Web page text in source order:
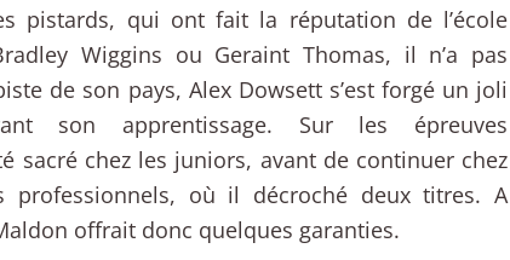
pistards, qui ont fait la réputation de l’école
Wiggins ou Geraint Thomas, il n’a pas
de son pays, Alex Dowsett s’est forgé un joli
son apprentissage. Sur les épreuves
sacré chez les juniors, avant de continuer chez
professionnels, où il décroché deux titres. A
offrait donc quelques garanties.